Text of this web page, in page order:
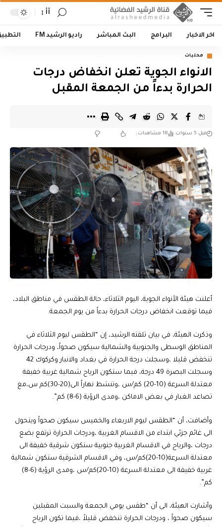
أأ
اخر الاخبار البرامج البث المباشر راديو الرشيد FM
محليات
الانواء الجوية تعلن انخفاض درجات
الحرارة بدءاً من الجمعة المقبل
قبل 5 سنوات 18 مشاهدات
أعلنت هيئة الأنواء الجوية، اليوم الثلاثاء، حالة الطقس في مناطق البلاد،
فيما توقعت انخفاض درجات الحرارة بدءاً من يوم الجمعة.
وذكرت الهيئة، في بيان تلقته الرشيد، إن “الطقس ليوم الثلاثاء في
المناطق الوسطى والجنوبية والشمالية سيكون صحواً، ودرجات الحرارة
تنخفض قليلا ،وسجلت درجة الحرارة في بغداد والانبار وكركوك 42
وسجلت البصرة 49 درجة، فيما ستكون الرياح شمالية غربية خفيفة
معتدلة السرعة (10-20) كم/س ،وتنشط نهاراً الى(20-30)كم س،مع
تصاعد الغبار في بعض الاماكن ،ومدى الرؤية (6-8) كم”.
وأضافت، أن “الطقس ليوم الاربعاء والخميس سيكون صحواً ويتحول
الى غائم جزئي ابتداء من الاقسام الغربية ،ودرجات الحرارة ترتفع بضع
درجات ،والرياح في الاقسام الغربية جنوبية ستكون شرقية خفيفة الى
معتدلة السرعة(10-20)كم/س، وفي الاقسام الشرقية ستكون شمالية
غربية خفيفة الى معتدلة السرعة (10-20)كم/س ،ومدى الرؤية (6-8)
كم”.
وأشارت الهيئة، الى أن “طقس يومي الجمعة والسبت المقبلين
سيكون صحواً ، ودرجات الحرارة تنخفض قليلاً ،فيما تكون الرياح